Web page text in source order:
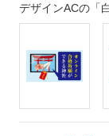
デザインACの「